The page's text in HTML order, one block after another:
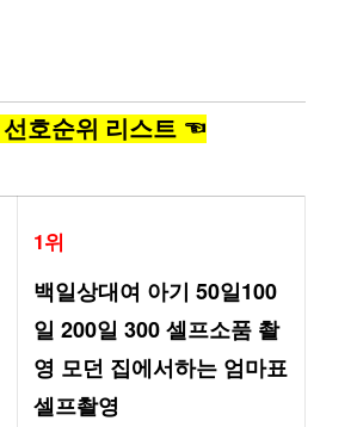
호순위 리스트 ☜
1위
백일상대여 아기 50일100
일 200일 300 셀프소품 촬
영 모던 집에서하는 엄마표
셀프촬영